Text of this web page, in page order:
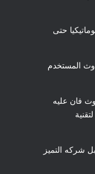
حتى
المستخدم
فان عليه
شركه التميز